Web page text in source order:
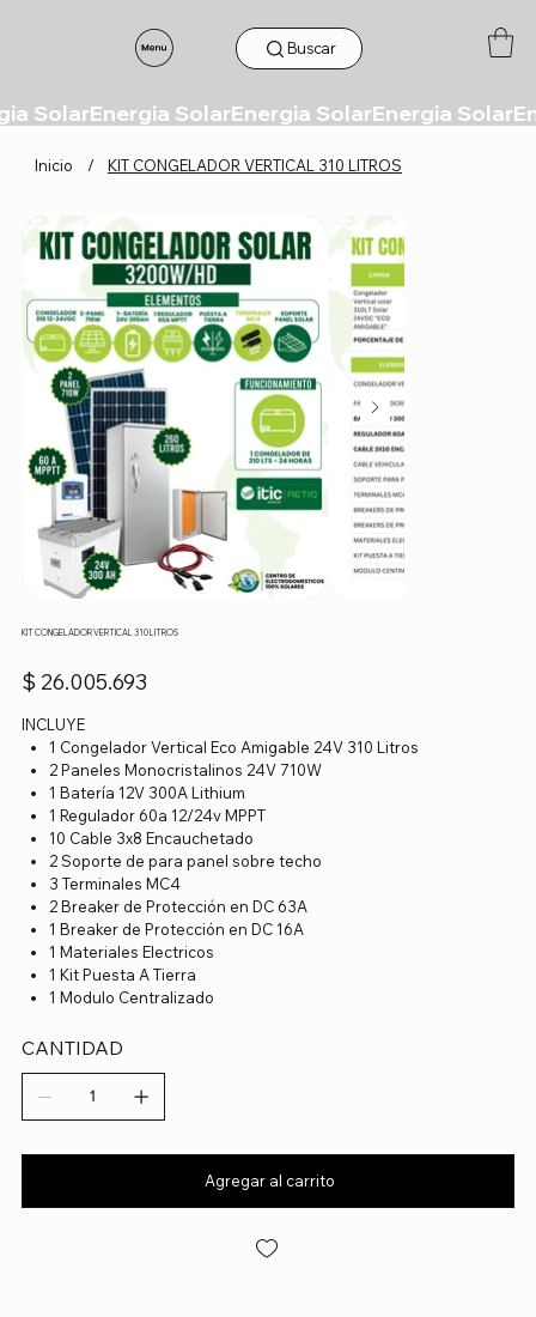
Buscar
Inicio / KIT CONGELADOR VERTICAL 310 LITROS
KIT CONGELADOR VERTICAL 310 LITROS
Precio
$ 26.005.693
INCLUYE
1 Congelador Vertical Eco Amigable 24V 310 Litros
2 Paneles Monocristalinos 24V 710W
1 Batería 12V 300A Lithium
1 Regulador 60a 12/24v MPPT
10 Cable 3x8 Encauchetado
2 Soporte de para panel sobre techo
3 Terminales MC4
2 Breaker de Protección en DC 63A
1 Breaker de Protección en DC 16A
1 Materiales Electricos
1 Kit Puesta A Tierra
1 Modulo Centralizado
CANTIDAD
Agregar al carrito